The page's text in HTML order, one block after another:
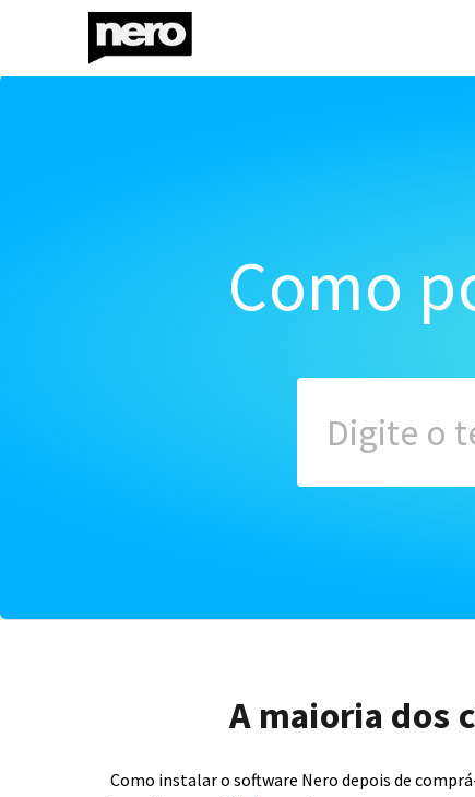
Como
A maioria dos
Como instalar o software Nero depois de